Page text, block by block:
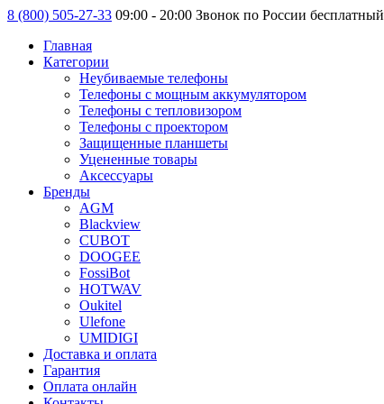
8 (800) 505-27-33 09:00 - 20:00 Звонок по России бесплатный
Главная
Категории
Неубиваемые телефоны
Телефоны с мощным аккумулятором
Телефоны с тепловизором
Телефоны с проектором
Защищенные планшеты
Уцененные товары
Аксессуары
Бренды
AGM
Blackview
CUBOT
DOOGEE
FossiBot
HOTWAV
Oukitel
Ulefone
UMIDIGI
Доставка и оплата
Гарантия
Оплата онлайн